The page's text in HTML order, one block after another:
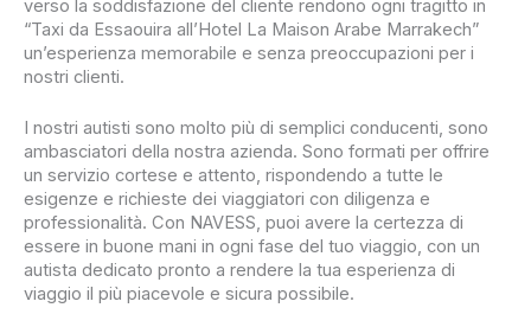
verso la soddisfazione del cliente rendono ogni tragitto in
“Taxi da Essaouira all’Hotel La Maison Arabe Marrakech”
un’esperienza memorabile e senza preoccupazioni per i
nostri clienti.
I nostri autisti sono molto più di semplici conducenti, sono
ambasciatori della nostra azienda. Sono formati per offrire
un servizio cortese e attento, rispondendo a tutte le
esigenze e richieste dei viaggiatori con diligenza e
professionalità. Con NAVESS, puoi avere la certezza di
essere in buone mani in ogni fase del tuo viaggio, con un
autista dedicato pronto a rendere la tua esperienza di
viaggio il più piacevole e sicura possibile.